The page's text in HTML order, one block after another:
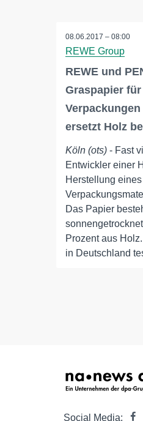
08.06.2017 – 08:00
REWE Group
REWE und
Graspapier
ersetzt Holz
Köln (ots) - Fast
Entwickler einer
Herstellung
Das Papier
Prozent aus
in Deutschland
Social Media: